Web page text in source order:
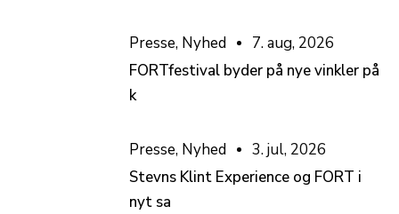
Presse, Nyhed
7. aug, 2026
FORTfestival byder på nye vinkler på
k
Presse, Nyhed
3. jul, 2026
Stevns Klint Experience og FORT i
nyt sa